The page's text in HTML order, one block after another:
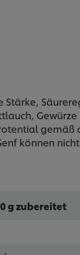
gemäß
können
g zubereitet